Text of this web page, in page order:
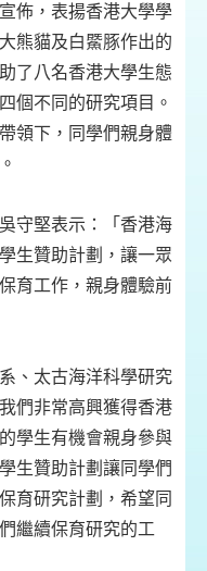
佈，表揚香港大學學
熊貓及白鱀豚作出的
了八名香港大學生態
個不同的研究項目。
領下，同學們親身體
守堅表示：「香港海
生贊助計劃，讓一眾
育工作，親身體驗前
、太古海洋科學研究
們非常高興獲得香港
學生有機會親身參與
生贊助計劃讓同學們
育研究計劃，希望同
繼續保育研究的工